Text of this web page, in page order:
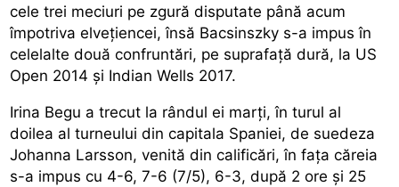
cele trei meciuri pe zgură disputate până acum
împotriva elvețiencei, însă Bacsinszky s-a impus în
celelalte două confruntări, pe suprafață dură, la US
Open 2014 și Indian Wells 2017.
Irina Begu a trecut la rândul ei marți, în turul al
doilea al turneului din capitala Spaniei, de suedeza
Johanna Larsson, venită din calificări, în fața căreia
s-a impus cu 4-6, 7-6 (7/5), 6-3, după 2 ore și 25